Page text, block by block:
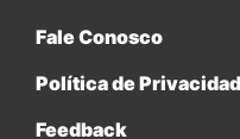
Fale Conosco
Política de
Feedback